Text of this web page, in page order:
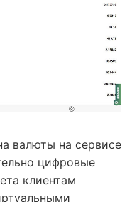
валюты на сервисе
цифровые
клиентам